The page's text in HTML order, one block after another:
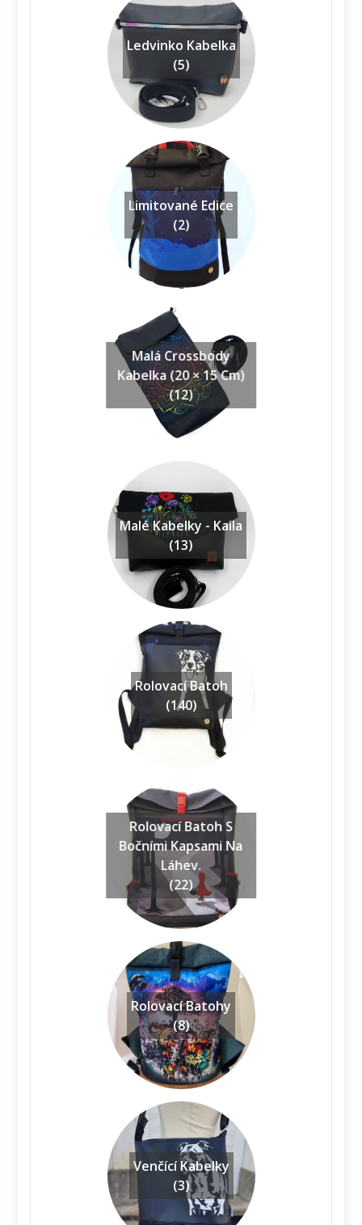
Ledvinko Kabelka
(5)
Limitované Edice
(2)
Malá Crossbody
Kabelka (20 × 15 Cm)
(12)
Malé Kabelky - Kaila
(13)
Rolovací Batoh
(140)
Rolovací Batoh S
Bočními Kapsami Na
Láhev.
(22)
Rolovací Batohy
(8)
Venčící Kabelky
(3)